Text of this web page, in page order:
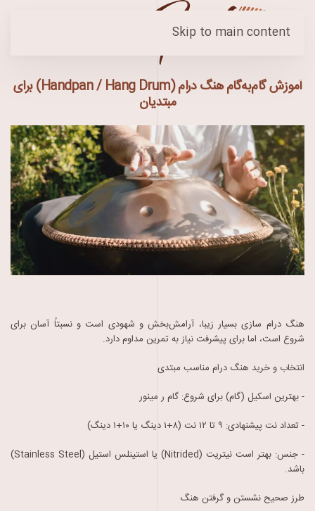
Skip to main content
آموزش گام‌به‌گام هنگ درام (Handpan / Hang Drum) برای
مبتدیان
هنگ درام سازی بسیار زیبا، آرامش‌بخش و شهودی است و نسبتاً آسان برای
شروع است، اما برای پیشرفت نیاز به تمرین مداوم دارد.
انتخاب و خرید هنگ درام مناسب مبتدی
-بهترین اسکیل (گام) برای شروع: گام ر مینور
- تعداد نت پیشنهادی: ۹ تا ۱۲ نت (۸+۱ دینگ یا ۱۰+۱ دینگ)
- جنس: بهتر است نیتریت (
Nitrided) یا استینلس استیل (
Stainless Steel)
باشد.
طرز صحیح نشستن و گرفتن هنگ